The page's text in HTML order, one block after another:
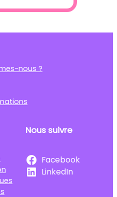
nous ?
Nous suivre
Facebook
LinkedIn